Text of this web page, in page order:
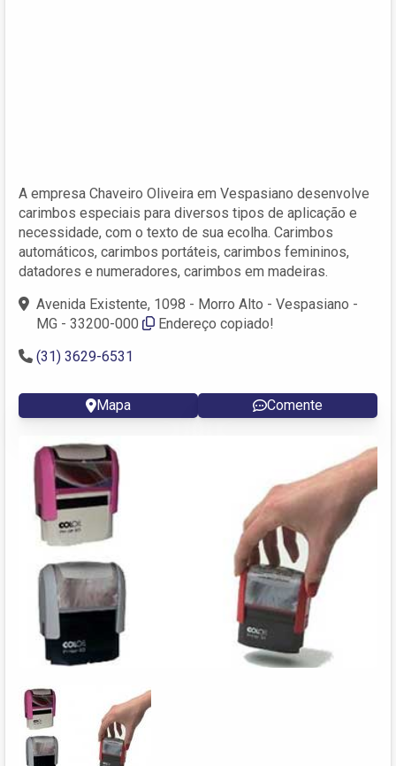
A empresa Chaveiro Oliveira em Vespasiano desenvolve
carimbos especiais para diversos tipos de aplicação e
necessidade, com o texto de sua ecolha. Carimbos
automáticos, carimbos portáteis, carimbos femininos,
datadores e numeradores, carimbos em madeiras.
Avenida Existente, 1098 - Morro Alto - Vespasiano -
MG - 33200-000
Endereço copiado!
(31) 3629-6531
Mapa Comente